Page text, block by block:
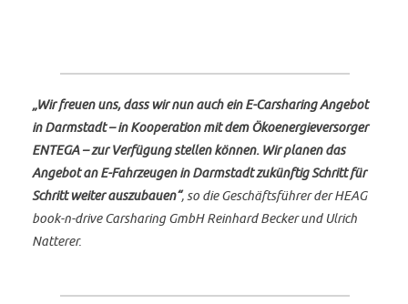
„Wir freuen uns, dass wir nun auch ein E-Carsharing Angebot
in Darmstadt – in Kooperation mit dem Ökoenergieversorger
ENTEGA – zur Verfügung stellen können. Wir planen das
Angebot an E-Fahrzeugen in Darmstadt zukünftig Schritt für
Schritt weiter auszubauen“, so die Geschäftsführer der HEAG
book-n-drive Carsharing GmbH Reinhard Becker und Ulrich
Natterer.